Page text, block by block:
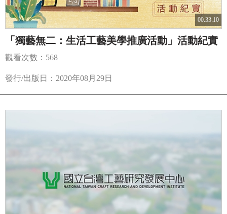
00:33:10
「獨藝無二：生活工藝美學推廣活動」活動紀實
觀看次數：568
發行/出版日：2020年08月29日